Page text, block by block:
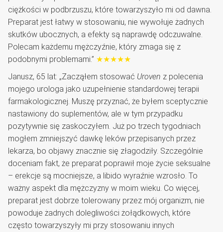
ciężkości w podbrzuszu, które towarzyszyło mi od dawna.
Preparat jest łatwy w stosowaniu, nie wywołuje żadnych
skutków ubocznych, a efekty są naprawdę odczuwalne.
Polecam każdemu mężczyźnie, który zmaga się z
podobnymi problemami.” ★★★★★
Janusz, 65 lat: „Zacząłem stosować Uroven z polecenia
mojego urologa jako uzupełnienie standardowej terapii
farmakologicznej. Muszę przyznać, że byłem sceptycznie
nastawiony do suplementów, ale w tym przypadku
pozytywnie się zaskoczyłem. Już po trzech tygodniach
mogłem zmniejszyć dawkę leków przepisanych przez
lekarza, bo objawy znacznie się złagodziły. Szczególnie
doceniam fakt, że preparat poprawił moje życie seksualne
– erekcje są mocniejsze, a libido wyraźnie wzrosło. To
ważny aspekt dla mężczyzny w moim wieku. Co więcej,
preparat jest dobrze tolerowany przez mój organizm, nie
powoduje żadnych dolegliwości żołądkowych, które
często towarzyszyły mi przy stosowaniu innych